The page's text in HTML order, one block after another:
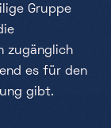
Gruppe
zugänglich
es für den
gibt.